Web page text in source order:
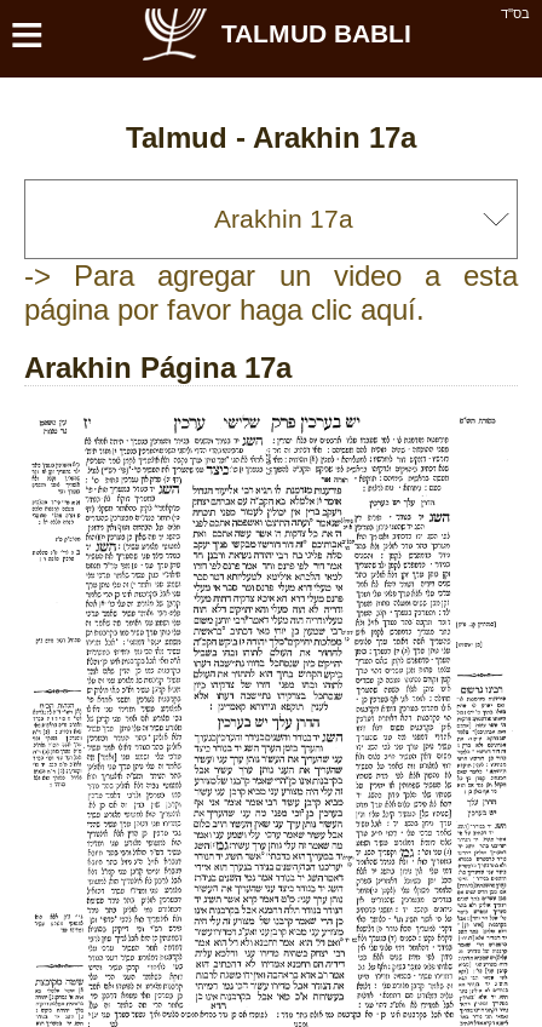
בס''ד ≡ TALMUD BABLI
Talmud - Arakhin 17a
-> Para agregar un video a esta
página por favor haga clic aquí.
Arakhin Página 17a